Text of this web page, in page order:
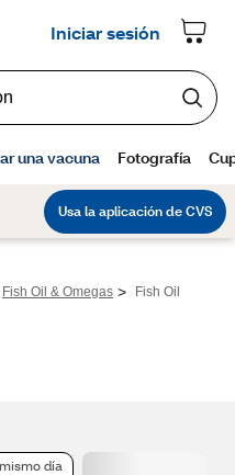
Fish Oil & Omegas > Fish Oil
día